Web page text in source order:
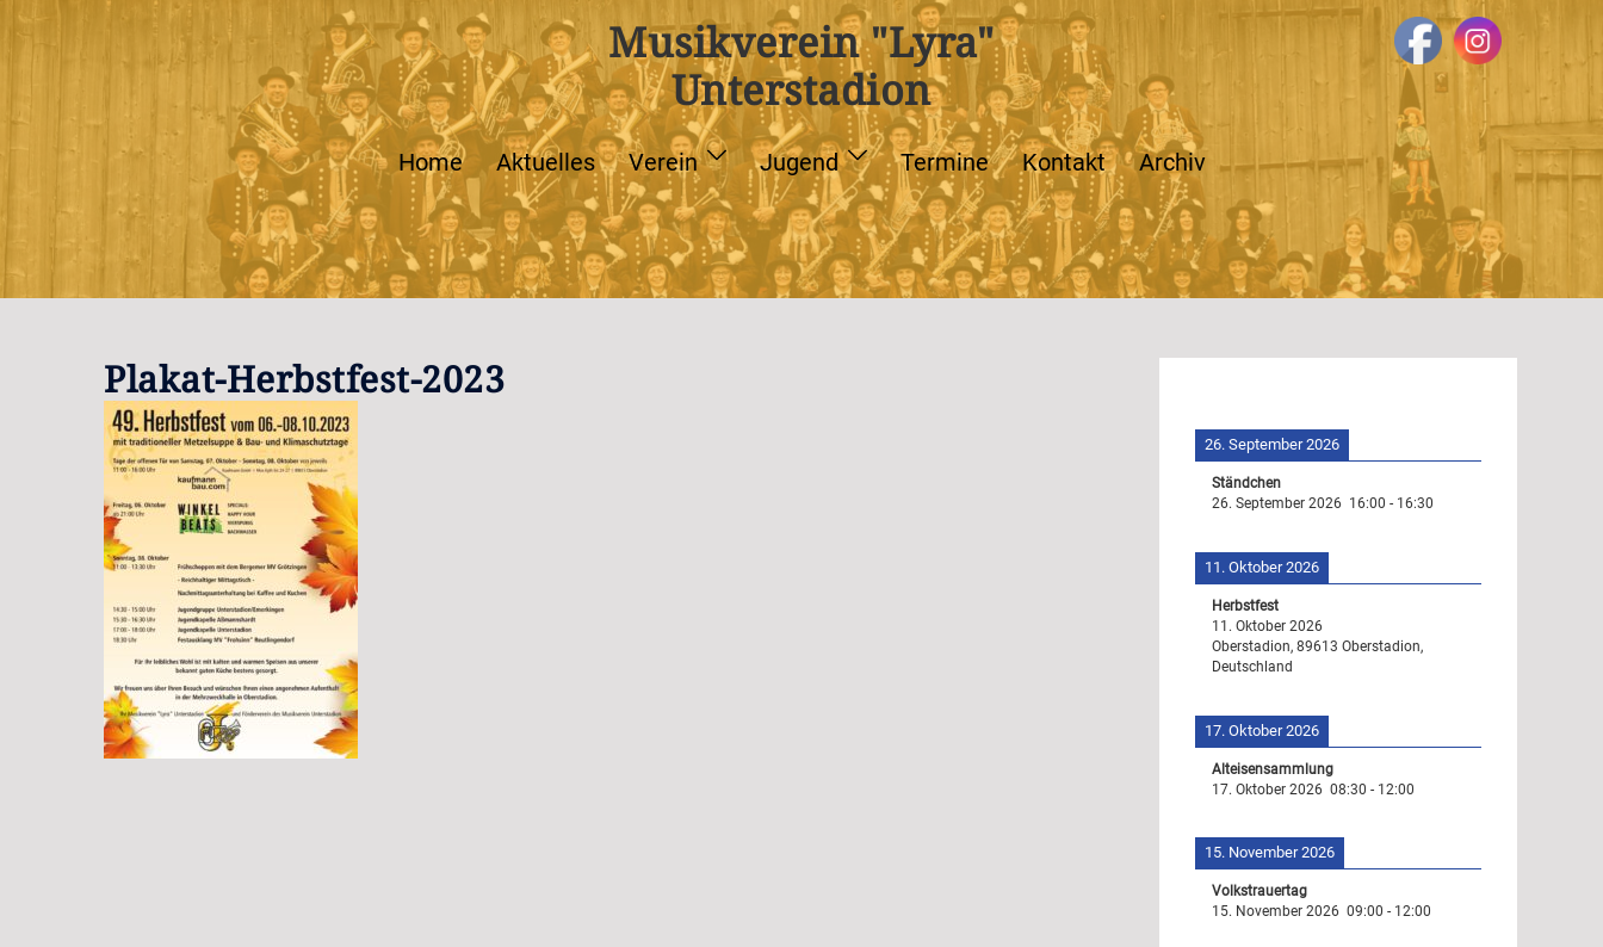
Musikverein "Lyra"
Unterstadion
Home Aktuelles Verein Jugend Termine Kontakt Archiv
Plakat-Herbstfest-2023
26. September 2026
Ständchen
26. September 2026 16:00 - 16:30
11. Oktober 2026
Herbstfest
11. Oktober 2026
Oberstadion, 89613 Oberstadion,
Deutschland
17. Oktober 2026
Alteisensammlung
17. Oktober 2026 08:30 - 12:00
15. November 2026
Volkstrauertag
15. November 2026 09:00 - 12:00